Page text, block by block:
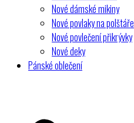
Nové dámské mikiny
Nové povlaky na polštáře
Nové povlečení přikrývky
Nové deky
Pánské oblečení